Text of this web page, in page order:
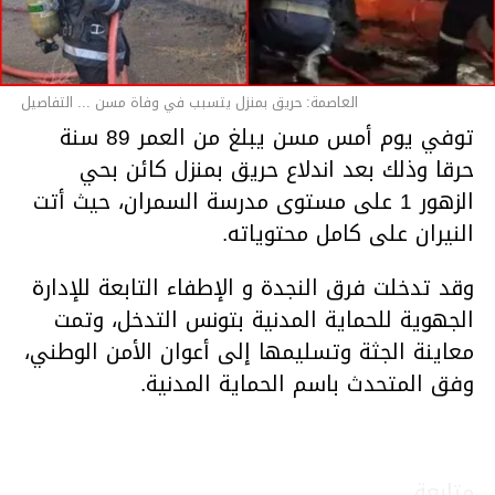
العاصمة: حريق بمنزل يتسبب في وفاة مسن ... التفاصيل
توفي يوم أمس مسن يبلغ من العمر 89 سنة
حرقا وذلك بعد اندلاع حريق بمنزل كائن بحي
الزهور 1 على مستوى مدرسة السمران، حيث أتت
النيران على كامل محتوياته.
وقد تدخلت فرق النجدة و الإطفاء التابعة للإدارة
الجهوية للحماية المدنية بتونس التدخل، وتمت
معاينة الجثة وتسليمها إلى أعوان الأمن الوطني،
وفق المتحدث باسم الحماية المدنية.